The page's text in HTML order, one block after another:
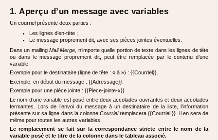
1. Aperçu d’un message avec variables
Un courriel présente deux parties :
Les lignes d’en-tête ;
Le message proprement dit, avec ses pièces jointes éventuelles.
Dans un mailingMail Merge , n’importe quelle portion de texte dans les lignes de tête
ou dans le message proprement dit, peut être remplacée par le contenu d’une
variable.
Exemple pour le destinataire (ligne de tête : « à ») : {{Courriel}}.
Exemple, en début du message : {{Adressage}}.
Exemple pour une pièce jointe : {{Piece-jointe-x}}
Le nom d’une variable est posé entre deux accolades ouvrantes et deux accolades
fermantes. Lors de l’envoi du message à un destinataire de la liste, l’information
présente sur sa ligne dans la colonne Courrielremplacera {{Courriel }}. Il en sera de
même pour toutes les autres variables.
Le remplacement se fait sur la correspondance stricte entre le nom de la
variable posé et le titre de la colonne dans le tableau associé.